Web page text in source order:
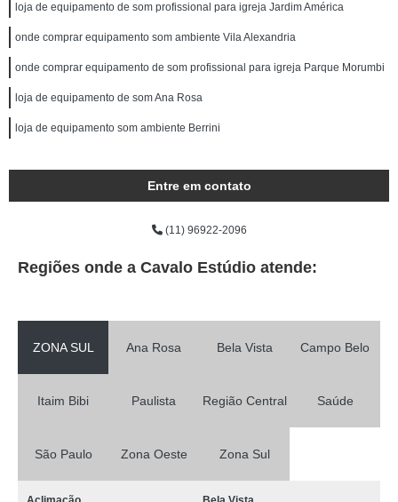
loja de equipamento de som profissional para igreja Jardim América
onde comprar equipamento som ambiente Vila Alexandria
onde comprar equipamento de som profissional para igreja Parque Morumbi
loja de equipamento de som Ana Rosa
loja de equipamento som ambiente Berrini
Entre em contato
(11) 96922-2096
Regiões onde a Cavalo Estúdio atende:
ZONA SUL Ana Rosa Bela Vista Campo Belo
Itaim Bibi Paulista Região Central Saúde
São Paulo Zona Oeste Zona Sul